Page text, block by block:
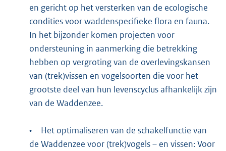
en gericht op het versterken van de ecologische
condities voor waddenspecifieke flora en fauna.
In het bijzonder komen projecten voor
ondersteuning in aanmerking die betrekking
hebben op vergroting van de overlevingskansen
van (trek)vissen en vogelsoorten die voor het
grootste deel van hun levenscyclus afhankelijk zijn
van de Waddenzee.
•
Het optimaliseren van de schakelfunctie van
de Waddenzee voor (trek)vogels – en vissen: Voor